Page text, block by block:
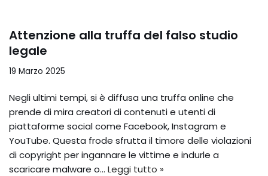
Attenzione alla truffa del falso studio
legale
19 Marzo 2025
Negli ultimi tempi, si è diffusa una truffa online che
prende di mira creatori di contenuti e utenti di
piattaforme social come Facebook, Instagram e
YouTube. Questa frode sfrutta il timore delle violazioni
di copyright per ingannare le vittime e indurle a
scaricare malware o… Leggi tutto »